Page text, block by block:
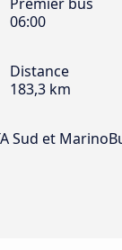
06:00
Distance
183,3 km
Sud et